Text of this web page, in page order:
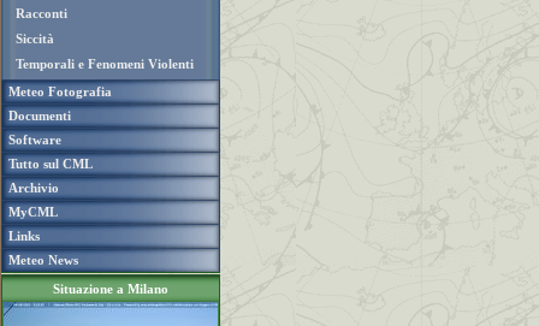
Racconti
Siccità
Temporali e Fenomeni Violenti
Meteo Fotografia
Documenti
Software
Tutto sul CML
Archivio
MyCML
Links
Meteo News
Situazione a Milano